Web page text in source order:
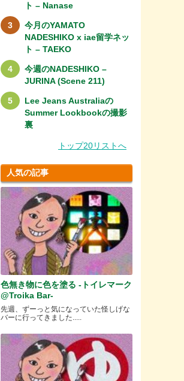
ト – Nanase
今月のYAMATO
NADESHIKO x iae留学ネッ
ト – TAEKO
今週のNADESHIKO –
JURINA (Scene 211)
Lee Jeans Australiaの
Summer Lookbookの撮影
裏
トップ20リストへ
人気の記事
色無き物に色を塗る -トイレマーク
@Troika Bar-
先週、ずーっと気になっていた怪しげな
バーに行ってきました.....